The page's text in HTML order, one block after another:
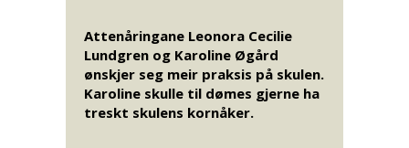
Attenåringane Leonora Cecilie
Lundgren og Karoline Øgård
ønskjer seg meir praksis på skulen.
Karoline skulle til dømes gjerne ha
treskt skulens kornåker.